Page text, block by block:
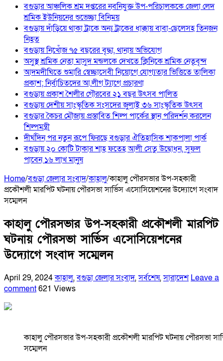
বগুড়ার আঞ্চলিক শ্রম দপ্তরের নবনিযুক্ত উপ-পরিচালককে জেলা লেদ
শ্রমিক ইউনিয়নের শুভেচ্ছা বিনিময়
বগুড়ায় দাঁড়িয়ে থাকা ট্রাকে অন্য ট্রাকের ধাক্কায় বাবা-ছেলেসহ তিনজন
নিহত
বগুড়ায় নিখোঁজ ৭৫ বছরের বৃদ্ধা, থানায় অভিযোগ
অসুস্থ শ্রমিক নেতা মাসুদ মন্ডলকে দেখতে ক্লিনিকে শ্রমিক নেতৃবৃন্দ
আদমদীঘিতে শুমারি স্বেচ্ছাসেবী নিয়োগে যোগ্যতার ভিত্তিতে তালিকা
প্রকাশ; নির্বাচিতদের আ.লীগ ট্যাগে প্রচারণা
বগুড়ায় প্রকাশ শৈলীর গৌরবের ২১ বছর উৎসব পা‌লিত
বগুড়ায় দেশীয় সাংস্কৃতিক সংসদের জুলাই ৩৬ সাংস্কৃতিক উৎসব
বগুড়ার কৈচর মৌজায় প্রস্তাবিত শিল্প পার্কের স্থান পরিদর্শন করলেন
শিল্পমন্ত্রী
দীর্ঘদিন পর নতুন রূপে ফিরছে বগুড়ার ঐতিহাসিক শাকপালা পার্ক
বগুড়ায় ২০ কোটি টাকার শাহ ফতেহ আলী সেতু উদ্বোধন, সুফল
পাবেন ১৬ লাখ মানুষ
Home/বগুড়া জেলার সংবাদ/কাহালু/কাহালু পৌরসভার উপ-সহকারী
প্রকৌশলী মারপিট ঘটনায় পৌরসভা সার্ভিস এসোসিয়েশনের উদ্যোগে সংবাদ
সম্মেলন
কাহালু পৌরসভার উপ-সহকারী প্রকৌশলী মারপিট
ঘটনায় পৌরসভা সার্ভিস এসোসিয়েশনের
উদ্যোগে সংবাদ সম্মেলন
April 29, 2024কাহালু,বগুড়া জেলার সংবাদ,সর্বশেষ,সারাদেশ Leave a
comment621 Views
কাহালু পৌরসভার উপ-সহকারী প্রকৌশলী মারপিট ঘটনায় পৌরসভা
সম্মেলন